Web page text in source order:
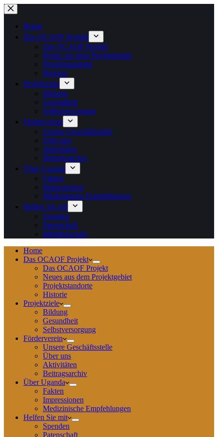
Zum
Inhalt
springenHome
Das OCAOF Projekt
Das OCAOF Projekt
Neues aus dem Projektgebiet
Projektstandorte
Historie
Projektziele
Bildung
Gesundheit
Selbstversorgung
Förderverein
Unsere Geschäftsstelle
Über uns
Aktivitäten
Beitragsarchiv
Über Uganda
Fakten
Impressionen
Medizinische Empfehlungen
Helfen Sie mit
Spenden
Patenschaft
Mitgliedschaft
Home
Das OCAOF Projekt
Das OCAOF Projekt
Neues aus dem Projektgebiet
Projektstandorte
Historie
Projektziele
Bildung
Gesundheit
Selbstversorgung
Förderverein
Unsere Geschäftsstelle
Über uns
Aktivitäten
Beitragsarchiv
Über Uganda
Fakten
Impressionen
Medizinische Empfehlungen
Helfen Sie mit
Spenden
Patenschaft